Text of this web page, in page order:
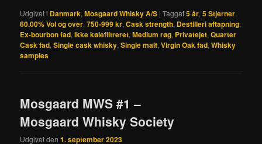
Udgivet i Danmark,Mosgaard Whisky A/S |Tagget5 år,5 Stjerner,
60.00% Vol og over,750-999 kr,Cask strength, Destilleri aftapning,
Ex-bourbon fad,Ikke kølefiltreret,Medium røg, Privatejet,Quarter
Cask fad,Single cask whisky,Single malt,Virgin Oak fad,Whisky
samples
Mosgaard MWS #1 –
Mosgaard Whisky Society
Udgivet den1. september 2023